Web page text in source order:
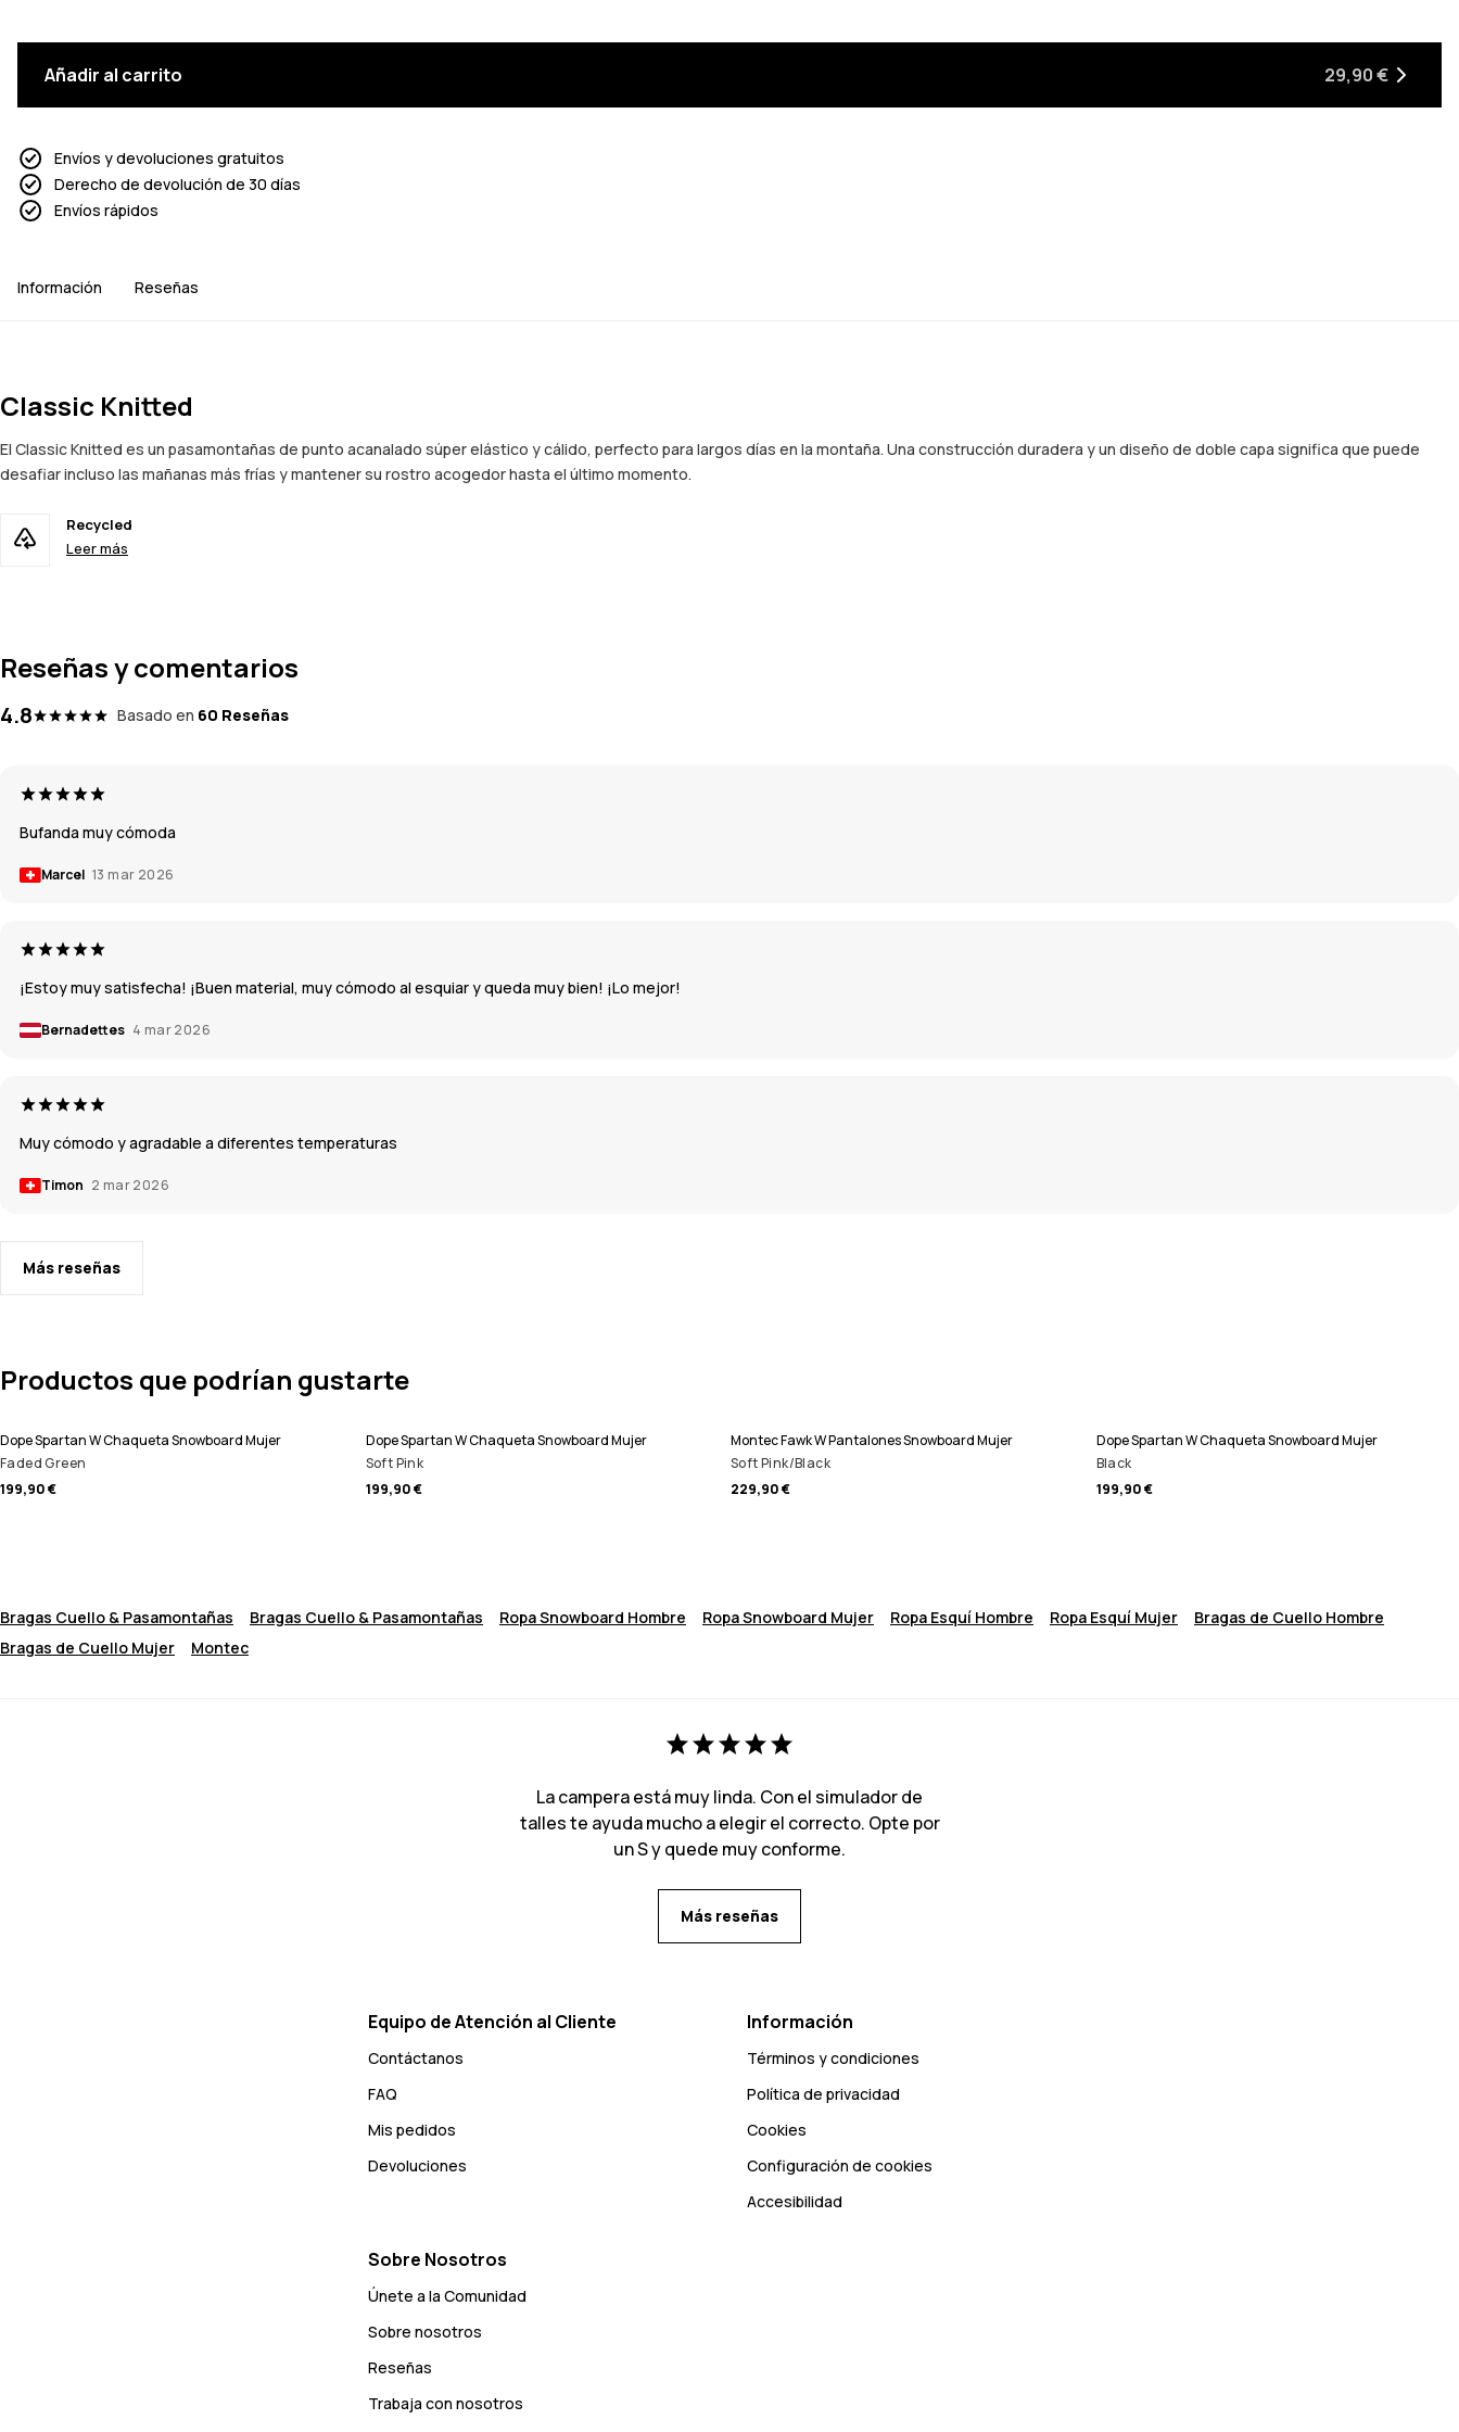
Añadir al carrito 29,90 €
Envíos y devoluciones gratuitos
Derecho de devolución de 30 días
Envíos rápidos
Información Reseñas
Classic Knitted
El Classic Knitted es un pasamontañas de punto acanalado súper elástico y cálido, perfecto para largos días en la montaña. Una construcción duradera y un diseño de doble capa significa que puede
desafiar incluso las mañanas más frías y mantener su rostro acogedor hasta el último momento.
Recycled
Leer más
Reseñas y comentarios
4.8 Basado en 60 Reseñas
Bufanda muy cómoda
Marcel 13 mar 2026
¡Estoy muy satisfecha! ¡Buen material, muy cómodo al esquiar y queda muy bien! ¡Lo mejor!
Bernadettes 4 mar 2026
Muy cómodo y agradable a diferentes temperaturas
Timon 2 mar 2026
Más reseñas
Productos que podrían gustarte
Dope Spartan W Chaqueta Snowboard Mujer
Faded Green
199,90 €
Dope Spartan W Chaqueta Snowboard Mujer
Soft Pink
199,90 €
Montec Fawk W Pantalones Snowboard Mujer
Soft Pink/Black
229,90 €
Dope Spartan W Chaqueta Snowboard Mujer
Black
199,90 €
Bragas Cuello & Pasamontañas Bragas Cuello & Pasamontañas Ropa Snowboard Hombre Ropa Snowboard Mujer Ropa Esquí Hombre Ropa Esquí Mujer
Bragas de Cuello Hombre
Bragas de Cuello Mujer
Montec
La campera está muy linda. Con el simulador de
talles te ayuda mucho a elegir el correcto. Opte por
un S y quede muy conforme.
Más reseñas
Equipo de Atención al Cliente
Contáctanos
FAQ
Mis pedidos
Devoluciones
Información
Términos y condiciones
Política de privacidad
Cookies
Configuración de cookies
Accesibilidad
Sobre Nosotros
Únete a la Comunidad
Sobre nosotros
Reseñas
Trabaja con nosotros